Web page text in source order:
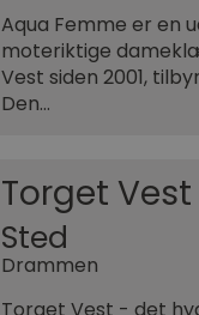
Aqua Femme er en
moteriktige
Vest siden 2001,
Den…
Torget Vest
Sted
Drammen
Torget Vest - det